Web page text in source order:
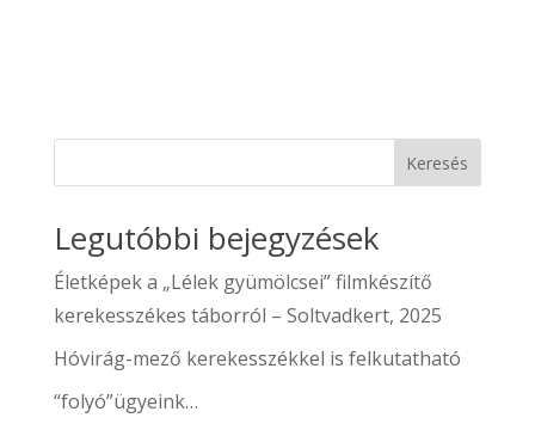
Keresés
Legutóbbi bejegyzések
Életképek a „Lélek gyümölcsei” filmkészítő
kerekesszékes táborról – Soltvadkert, 2025
Hóvirág-mező kerekesszékkel is felkutatható
“folyó”ügyeink…